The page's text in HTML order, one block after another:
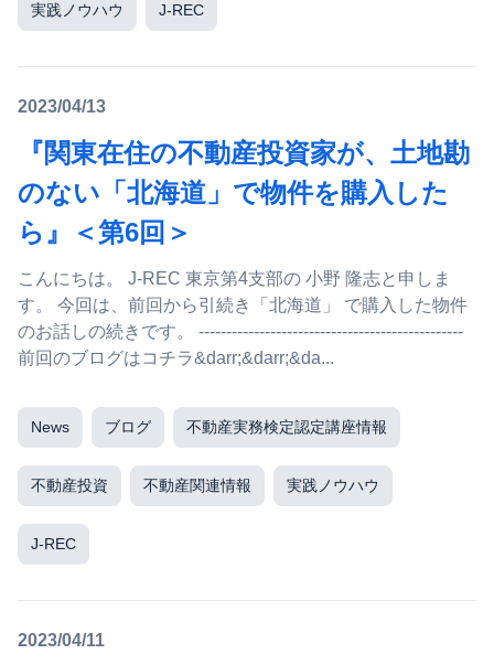
実践ノウハウ J-REC
2023/04/13
『関東在住の不動産投資家が、土地勘
のない「北海道」で物件を購入した
ら』＜第6回＞
こんにちは。 J-REC 東京第4支部の 小野 隆志と申しま
す。 今回は、前回から引続き「北海道」 で購入した物件
のお話しの続きです。 ------------------------------------------------
前回のブログはコチラ&darr;&darr;&da...
News ブログ 不動産実務検定認定講座情報
不動産投資 不動産関連情報 実践ノウハウ
J-REC
2023/04/11